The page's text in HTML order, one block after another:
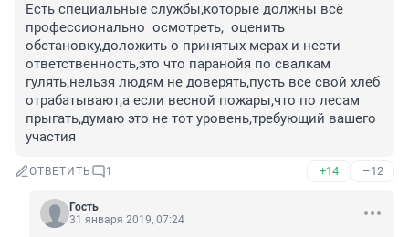
Есть специальные службы,которые должны всё
профессионально  осмотреть,  оценить
обстановку,доложить о принятых мерах и нести
ответственность,это что паранойя по свалкам
гулять,нельзя людям не доверять,пусть все свой хлеб
отрабатывают,а если весной пожары,что по лесам
прыгать,думаю это не тот уровень,требующий вашего
участия
ОТВЕТИТЬ 1 +14 –12
Гость
31 января 2019, 07:24